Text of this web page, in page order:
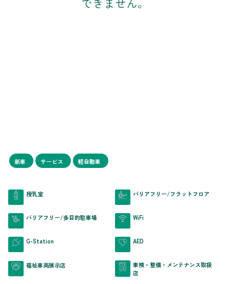
新車 サービス 軽自動車
授乳室 バリアフリー/フラットフロア
バリアフリー/多目的駐車場 WiFi
G-Station AED
福祉車両展示店
車検・整備・メンテナンス取扱
店